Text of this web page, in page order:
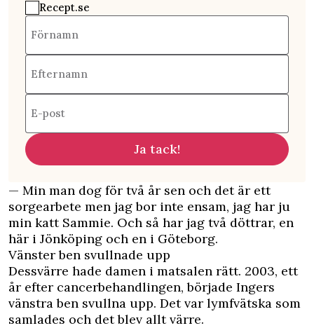
Recept.se
Förnamn
Efternamn
E-post
Ja tack!
— Min man dog för två år sen och det är ett
sorgearbete men jag bor inte ensam, jag har ju
min katt Sammie. Och så har jag två döttrar, en
här i Jönköping och en i Göteborg.
Vänster ben svullnade upp
Dessvärre hade damen i matsalen rätt. 2003, ett
år efter cancerbehandlingen, började Ingers
vänstra ben svullna upp. Det var lymfvätska som
samlades och det blev allt värre.